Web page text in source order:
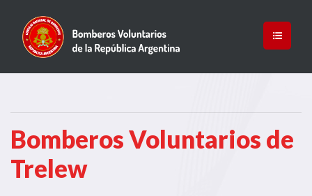
Bomberos Voluntarios de
Trelew